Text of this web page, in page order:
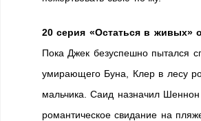
20 серия «Остаться в живых»
Пока Джек безуспешно пытался
умирающего Буна, Клер в лесу
мальчика. Саид назначил Шеннон
романтическое свидание на